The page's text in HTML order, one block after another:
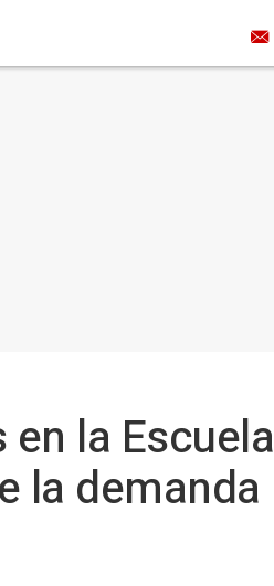
la Escuela
la demanda